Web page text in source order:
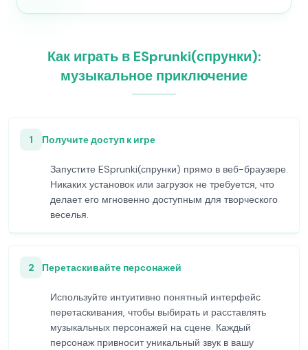
Как играть в ESprunki(спрунки):
музыкальное приключение
1 Получите доступ к игре
Запустите ESprunki(спрунки) прямо в веб-браузере.
Никаких установок или загрузок не требуется, что
делает его мгновенно доступным для творческого
веселья.
2 Перетаскивайте персонажей
Используйте интуитивно понятный интерфейс
перетаскивания, чтобы выбирать и расставлять
музыкальных персонажей на сцене. Каждый
персонаж привносит уникальный звук в вашу